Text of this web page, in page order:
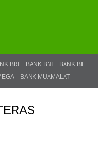
BRI BANK BNI
BANK BII
BANK MUAMALAT